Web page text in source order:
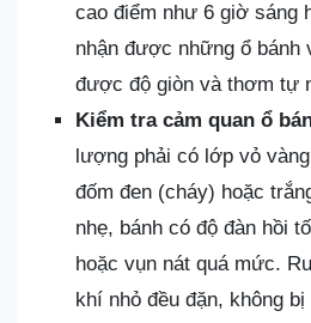
cao điểm như 6 giờ sáng
nhận được những ổ
được độ giòn và thơm tự
Kiểm tra cảm quan ổ
lượng phải có lớp vỏ
đốm đen (cháy) hoặc
nhẹ, bánh có độ đàn hồi
hoặc vụn nát quá mức.
khí nhỏ đều đặn, không